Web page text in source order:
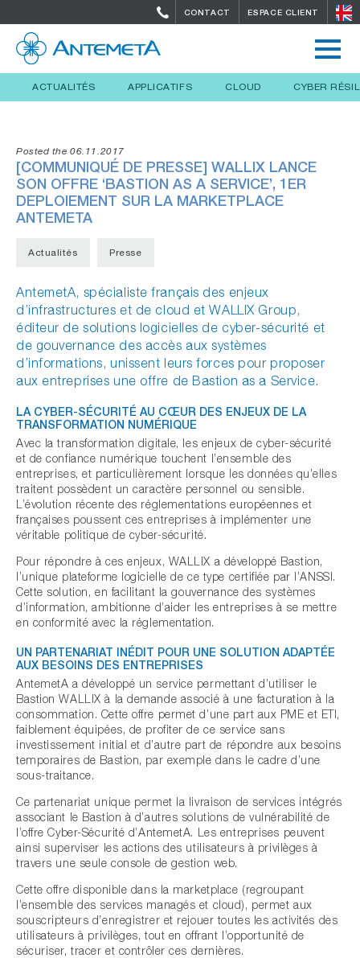
CONTACT ESPACE CLIENT
ACTUALITÉS APPLICATIFS CLOUD CYBER
Posted the 06.11.2017
[COMMUNIQUÉ DE PRESSE] WALLIX LANCE
SON OFFRE ‘BASTION AS A SERVICE’, 1ER
DEPLOIEMENT SUR LA MARKETPLACE
ANTEMETA
Actualités Presse
AntemetA, spécialiste français des enjeux
d’infrastructures et de cloud et WALLIX Group,
éditeur de solutions logicielles de cyber-sécurité et
de gouvernance des accès aux systèmes
d’informations, unissent leurs forces pour proposer
aux entreprises une offre de Bastion as a Service.
LA CYBER-SÉCURITÉ AU CŒUR DES ENJEUX DE LA
TRANSFORMATION NUMÉRIQUE
Avec la transformation digitale, les enjeux de cyber-sécurité
et de confiance numérique touchent l’ensemble des
entreprises, et particulièrement lorsque les données qu’elles
traitent possèdent un caractère personnel ou sensible.
L’évolution récente des réglementations européennes et
françaises poussent ces entreprises à implémenter une
véritable politique de cyber-sécurité.
Pour répondre à ces enjeux, WALLIX a développé Bastion,
l’unique plateforme logicielle de ce type certifiée par l’ANSSI.
Cette solution, en facilitant la gouvernance des systèmes
d’information, ambitionne d’aider les entreprises à se mettre
en conformité avec la réglementation.
UN PARTENARIAT INÉDIT POUR UNE SOLUTION ADAPTÉE
AUX BESOINS DES ENTREPRISES
AntemetA a développé un service permettant d’utiliser le
Bastion WALLIX à la demande associé à une facturation à la
consommation. Cette offre permet d’une part aux PME et ETI,
faiblement équipées, de profiter de ce service sans
investissement initial et d’autre part de répondre aux besoins
temporaires de Bastion, par exemple dans le cadre d’une
sous-traitance.
Ce partenariat unique permet la livraison de services intégrés
associant le Bastion à d’autres solutions de vulnérabilité de
l’offre Cyber-Sécurité d’AntemetA. Les entreprises peuvent
ainsi superviser les actions des utilisateurs à privilèges à
travers une seule console de gestion web.
Cette offre disponible dans la marketplace (regroupant
l’ensemble des services managés et cloud), permet aux
souscripteurs d’enregistrer et rejouer toutes les activités des
utilisateurs à privilèges, tout en offrant l’opportunité de
sécuriser, tracer et contrôler ces dernières.